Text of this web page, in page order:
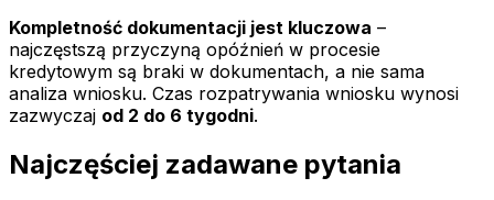
Kompletność dokumentacji jest kluczowa –
najczęstszą przyczyną opóźnień w procesie
kredytowym są braki w dokumentach, a nie sama
analiza wniosku. Czas rozpatrywania wniosku wynosi
zazwyczaj od 2 do 6 tygodni.
Najczęściej zadawane pytania